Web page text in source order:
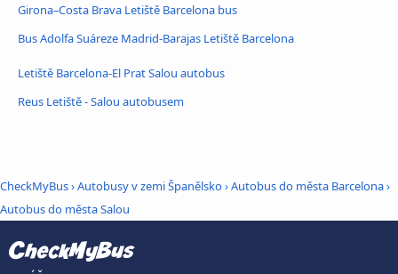
Girona–Costa Brava Letiště Barcelona bus
Bus Adolfa Suáreze Madrid-Barajas Letiště Barcelona
Letiště Barcelona-El Prat Salou autobus
Reus Letiště - Salou autobusem
CheckMyBus›Autobusy v zemi Španělsko›Autobus do města Barcelona›
Autobus do města Salou